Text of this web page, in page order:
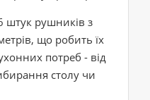
штук рушників з
що робить їх
потреб - від
столу чи